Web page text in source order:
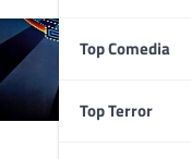
Top Comedia
Top Terror